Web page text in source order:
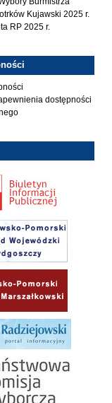
Kujawski 2025 r.
RP 2025 r.
dostępności